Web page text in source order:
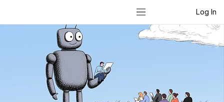
Log In